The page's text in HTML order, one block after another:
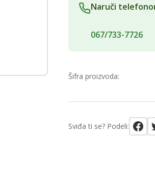
Naruči
067/733-7726
Šifra proizvoda:
Sviđa ti se? Podeli: